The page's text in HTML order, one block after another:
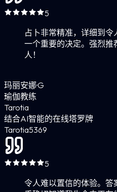
5
占卜非常精准，详细到
一个重要的决定。强烈推
人！
玛丽安娜·G
瑜伽教练
Tarotia
结合AI智能的在线塔罗牌
Tarotia5369
5
令人难以置信的体验。